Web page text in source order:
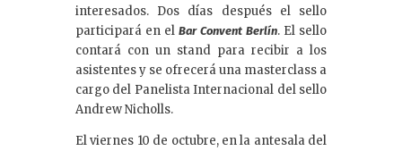
interesados. Dos días después el sello
participará en el Bar Convent Berlín. El sello
contará con un stand para recibir a los
asistentes y se ofrecerá una masterclass a
cargo del Panelista Internacional del sello
Andrew Nicholls.
El viernes 10 de octubre, en la antesala del